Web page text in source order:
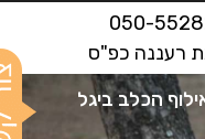
050-
רעננה כפ"ס
הכלב ביגל